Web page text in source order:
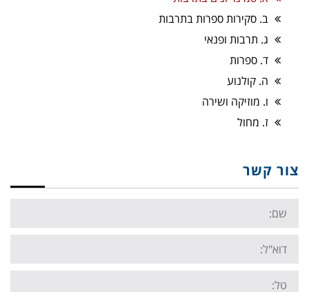
ב. סקירות ספרות בתרבות
ג. תרבות ופנאי
ד. ספרות
ה. קולנוע
ו. מוזיקה ושירה
ז. מחול
צור קשר
Name:
Email:
Tel: